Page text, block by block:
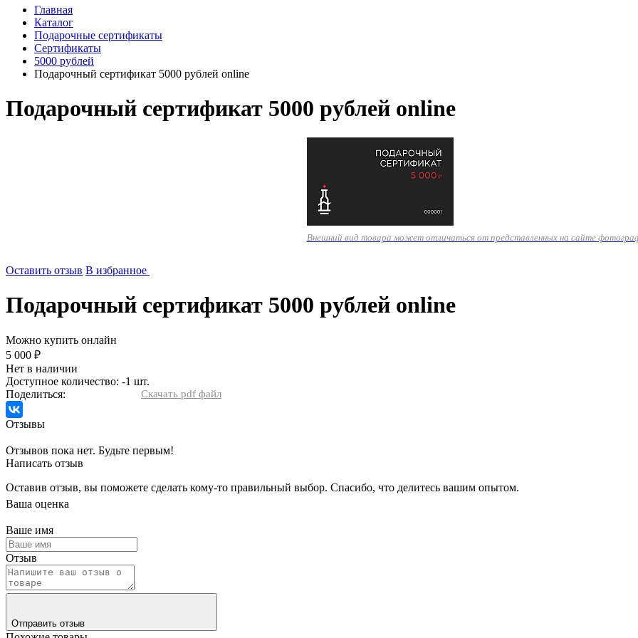
Главная
Каталог
Подарочные сертификаты
Сертификаты
5000 рублей
Подарочный сертификат 5000 рублей online
Подарочный сертификат 5000 рублей online
Внешний вид товара может отличаться от представленных на сайте
Оставить отзыв В избранное
Подарочный сертификат 5000 рублей online
Можно купить онлайн
5 000 ₽
Нет в наличии
Доступное количество: -1 шт.
Поделиться:
Скачать pdf файл
Отзывы
Отзывов пока нет. Будьте первым!
Написать отзыв
Оставив отзыв, вы поможете сделать кому-то правильный выбор. Спасибо, что делитесь вашим опытом.
Ваша оценка
Ваше имя
Отзыв
Отправить отзыв